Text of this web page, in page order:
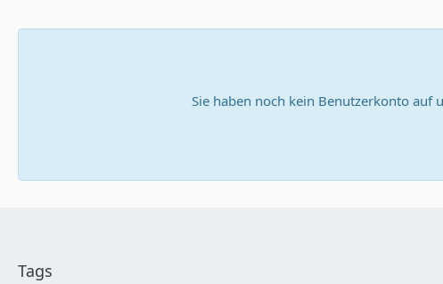
Sie haben noch kein Benutzerkonto auf
Tags